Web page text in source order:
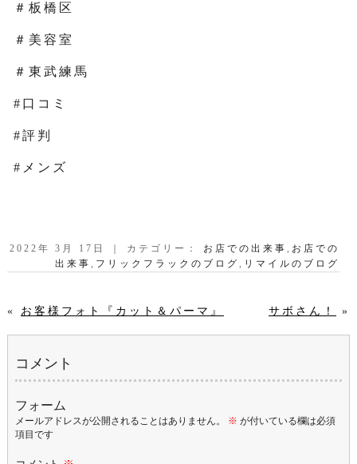
＃板橋区
＃美容室
＃東武練馬
#口コミ
#評判
#メンズ
2022年 3月 17日 ｜ カテゴリー： お店での出来事, お店での
出来事, フリックフラックのブログ, リマイルのブログ
« お客様フォト『カット＆パーマ』 サボさん！ »
コメント
フォーム
メールアドレスが公開されることはありません。 ※ が付いている欄は必須
項目です